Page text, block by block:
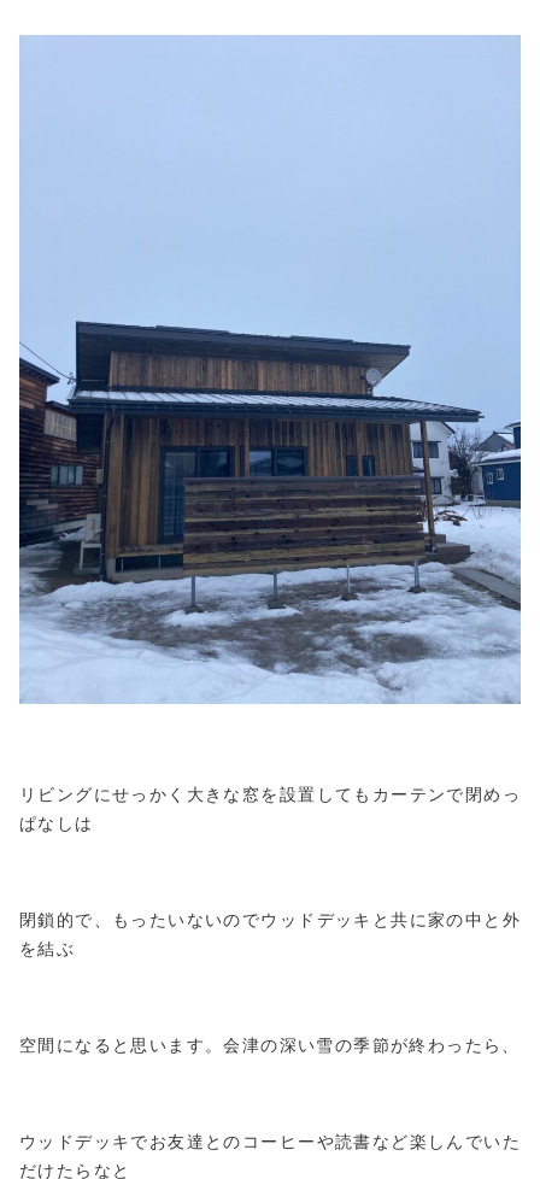
リビングにせっかく大きな窓を設置してもカーテンで閉めっ
ぱなしは
閉鎖的で、もったいないのでウッドデッキと共に家の中と外
を結ぶ
空間になると思います。会津の深い雪の季節が終わったら、
ウッドデッキでお友達とのコーヒーや読書など楽しんでいた
だけたらなと